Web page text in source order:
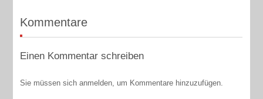
Kommentare
Einen Kommentar schreiben
Sie müssen sich anmelden, um Kommentare hinzuzufügen.